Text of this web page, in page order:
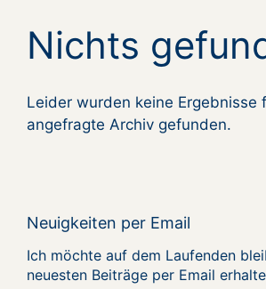
Nichts
Leider wurden keine Ergebnisse
angefragte Archiv gefunden.
Neuigkeiten per Email
Ich möchte auf dem Laufenden
neuesten Beiträge per Email